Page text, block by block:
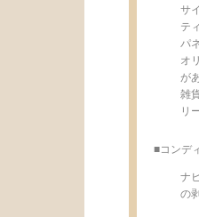
サ
テ
パ
オ
が
雑
リ
■コンデ
ナ
の